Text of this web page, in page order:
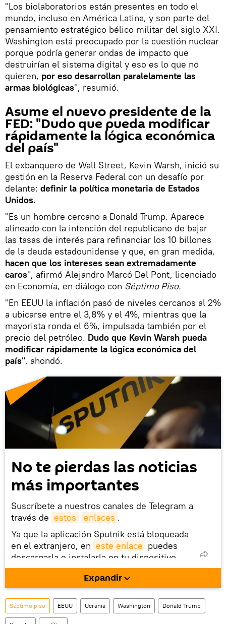
"Los biolaboratorios están presentes en todo el
mundo, incluso en América Latina, y son parte del
pensamiento estratégico bélico militar del siglo XXI.
Washington está preocupado por la cuestión nuclear
porque podría generar ondas de impacto que
destruirían el sistema digital y eso es lo que no
quieren, por eso desarrollan paralelamente las
armas biológicas", resumió.
Asume el nuevo presidente de la
FED: "Dudo que pueda modificar
rápidamente la lógica económica
del país"
El exbanquero de Wall Street, Kevin Warsh, inició su
gestión en la Reserva Federal con un desafío por
delante: definir la política monetaria de Estados
Unidos.
"Es un hombre cercano a Donald Trump. Aparece
alineado con la intención del republicano de bajar
las tasas de interés para refinanciar los 10 billones
de la deuda estadounidense y que, en gran medida,
hacen que los intereses sean extremadamente
caros", afirmó Alejandro Marcó Del Pont, licenciado
en Economía, en diálogo con Séptimo Piso.
"En EEUU la inflación pasó de niveles cercanos al 2%
a ubicarse entre el 3,8% y el 4%, mientras que la
mayorista ronda el 6%, impulsada también por el
precio del petróleo. Dudo que Kevin Warsh pueda
modificar rápidamente la lógica económica del
país", ahondó.
No te pierdas las noticias
más importantes
Suscríbete a nuestros canales de Telegram a
través de estos enlaces .
Ya que la aplicación Sputnik está bloqueada
en el extranjero, en este enlace puedes
descargarla e instalarla en tu dispositivo
móvil (¡solo para Android!).
También tenemos una cuenta en la red
social rusa VK .
Expandir
Séptimo piso EEUU Ucrania Washington Donald Trump